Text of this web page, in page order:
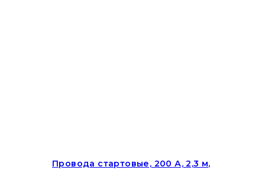
Провода стартовые, 200 А, 2,3 м,